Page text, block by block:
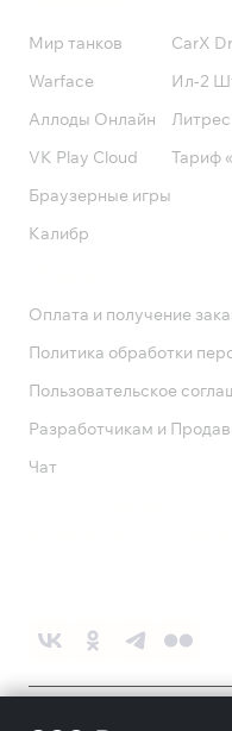
Мир танков
Warface
Аллоды Онлайн
VK Play Cloud
Браузерные игры
Калибр
CarX
Ил-2
Литрес
Тариф
Оплата и получение
Политика обработки
Пользовательское
Разработчикам и
Чат